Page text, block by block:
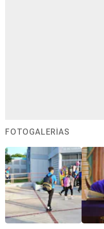
FOTOGALERÍAS